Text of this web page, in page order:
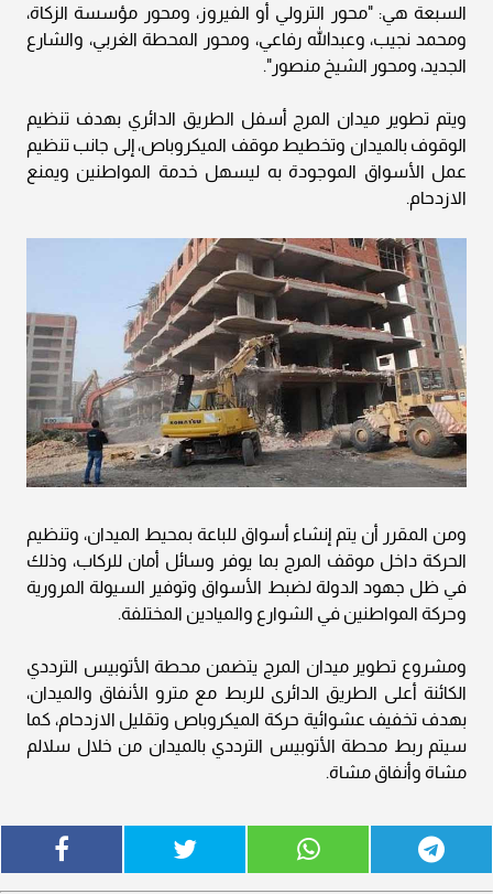
السبعة هي: "محور الترولي أو الفيروز، ومحور مؤسسة الزكاة،
ومحمد نجيب، وعبدالله رفاعي، ومحور المحطة الغربي، والشارع
الجديد، ومحور الشيخ منصور".
ويتم تطوير ميدان المرج أسفل الطريق الدائري بهدف تنظيم
الوقوف بالميدان وتخطيط موقف الميكروباص، إلى جانب تنظيم
عمل الأسواق الموجودة به ليسهل خدمة المواطنين ويمنع
الازدحام.
ومن المقرر أن يتم إنشاء أسواق للباعة بمحيط الميدان، وتنظيم
الحركة داخل موقف المرج بما يوفر وسائل أمان للركاب، وذلك
في ظل جهود الدولة لضبط الأسواق وتوفير السيولة المرورية
وحركة المواطنين في الشوارع والميادين المختلفة.
ومشروع تطوير ميدان المرج يتضمن محطة الأتوبيس الترددي
الكائنة أعلى الطريق الدائرى للربط مع مترو الأنفاق والميدان،
بهدف تخفيف عشوائية حركة الميكروباص وتقليل الازدحام، كما
سيتم ربط محطة الأتوبيس الترددي بالميدان من خلال سلالم
مشاة وأنفاق مشاة.